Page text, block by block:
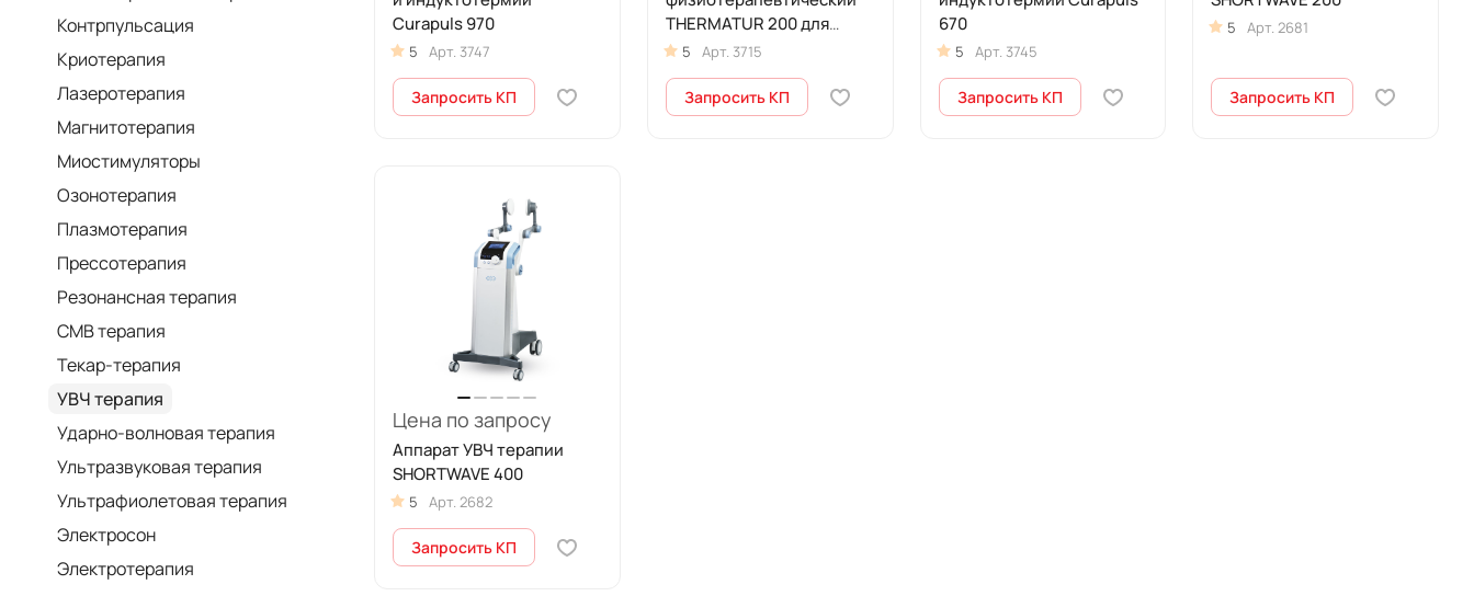
Curapuls 970
5 Арт. 3747
Запросить КП
THERMATUR 200 для
непрерывной и
коротковолновой (УВЧ)
терапии
5 Арт. 3715
Запросить КП
670
5 Арт. 3745
Запросить КП
5 Арт.2681
Запросить КП
Цена по запросу
Аппарат УВЧ терапии
SHORTWAVE 400
5 Арт. 2682
Запросить КП
Контрпульсация
Криотерапия
Лазеротерапия
Магнитотерапия
Миостимуляторы
Озонотерапия
Плазмотерапия
Прессотерапия
Резонансная терапия
СМВ терапия
Текар-терапия
УВЧ терапия
Ударно-волновая терапия
Ультразвуковая терапия
Ультрафиолетовая терапия
Электросон
Электротерапия